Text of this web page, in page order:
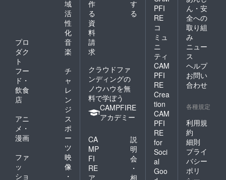
域
活
性
化
プロ
ダク
ト
音
楽
フー
ド・
飲食
店
チ
ャ
レ
ン
ジ
アニ
メ・
漫画
ス
ポ
ー
ツ
ファ
ッ
ショ
映
像
・
作
る
す
る
資
料
請
求
クラウドファ
ンディングの
ノウハウを無
料で学ぼう
CAMPFIRE
アカデミー
CA
MP
FI
RE
ア
説
明
会
・
相
PFI
RE
コ
ミュ
ニ
ティ
CAM
PFI
RE
Crea
tion
CAM
PFI
RE
for
Soci
al
Goo
ん・安
全への
取り組
み
ニュー
ス
ヘルプ
お問い
合わせ
各種規定
利用規
約
細則
プライ
バシー
ポリ